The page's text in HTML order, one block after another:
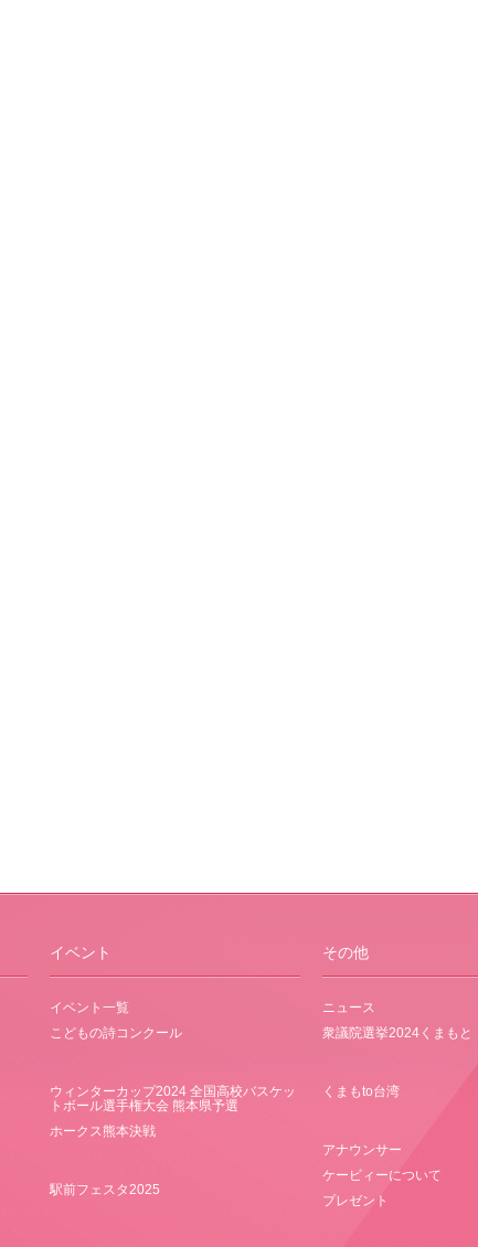
イベント
イベント一覧
こどもの詩コンクール
ウィンターカップ2024 全国高校バスケッ
トボール選手権大会 熊本県予選
ホークス熊本決戦
駅前フェスタ2025
その他
ニュース
衆議院選挙2024くまもと
くまもto台湾
アナウンサー
ケービィーについて
プレゼント